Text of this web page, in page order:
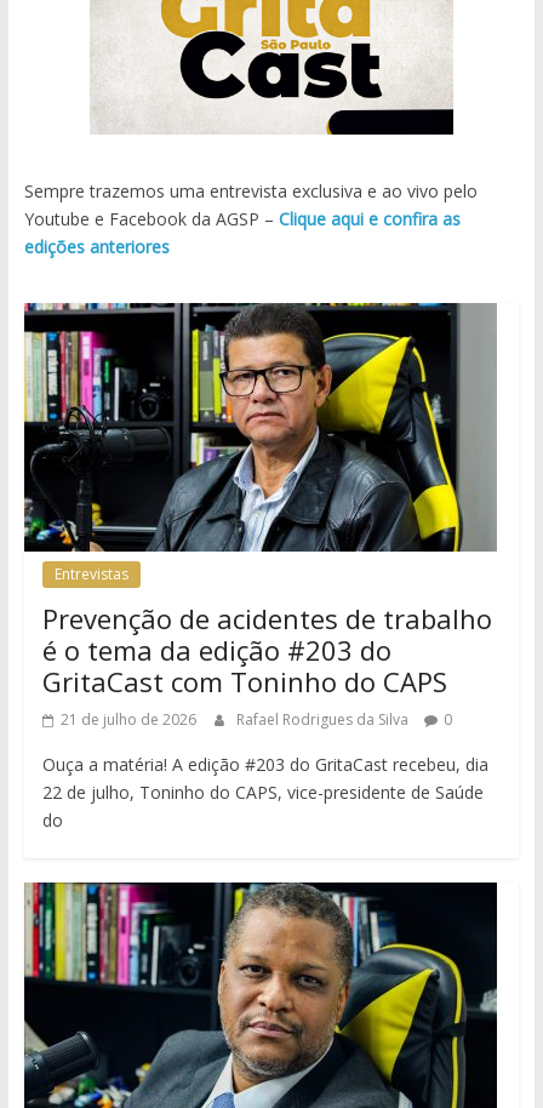
Sempre trazemos uma entrevista exclusiva e ao vivo pelo
Youtube e Facebook da AGSP – Clique aqui e confira as
edições anteriores
Entrevistas
Prevenção de acidentes de trabalho
é o tema da edição #203 do
GritaCast com Toninho do CAPS
21 de julho de 2026 Rafael Rodrigues da Silva 0
Ouça a matéria! A edição #203 do GritaCast recebeu, dia
22 de julho, Toninho do CAPS, vice-presidente de Saúde
do